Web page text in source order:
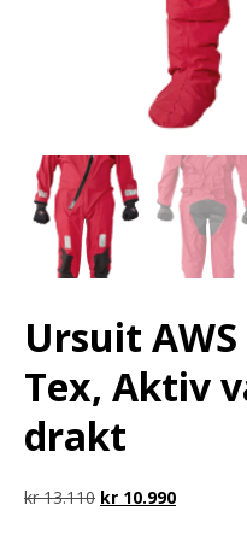
Ursuit
Tex, Aktiv
drakt
kr13.110 kr 10.990